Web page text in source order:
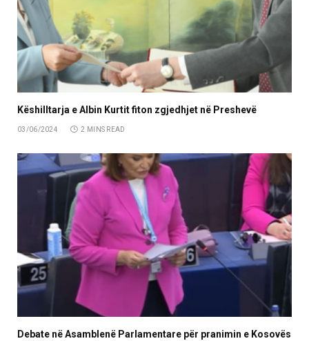
Këshilltarja e Albin Kurtit fiton zgjedhjet në Preshevë
03/06/2024 2 MINS READ
Debate në Asamblenë Parlamentare për pranimin e Kosovës